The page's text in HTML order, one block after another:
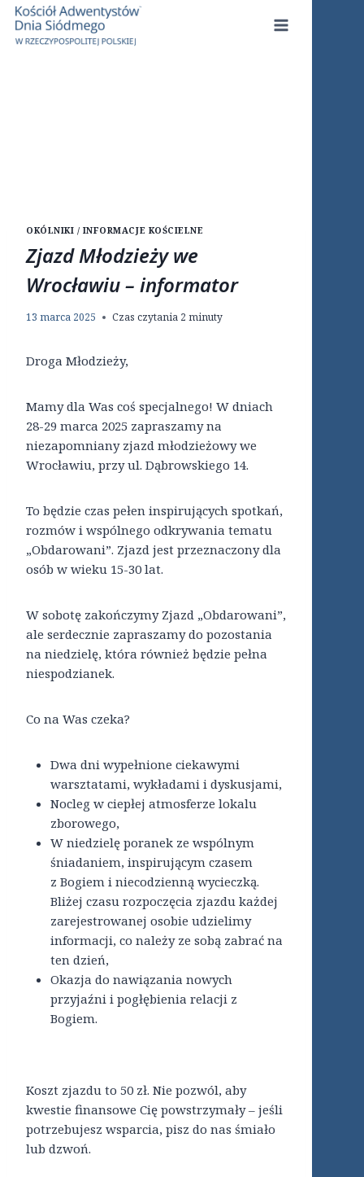
Przejdź
treści
OKÓLNIKI / INFORMACJE KOŚCIELNE
Zjazd Młodzieży we
Wrocławiu – informator
13 marca 2025 Czas czytania 2 minuty
Droga Młodzieży,
Mamy dla Was coś specjalnego! W dniach
28-29 marca 2025 zapraszamy na
niezapomniany zjazd młodzieżowy we
Wrocławiu, przy ul. Dąbrowskiego 14.
To będzie czas pełen inspirujących spotkań,
rozmów i wspólnego odkrywania tematu
„Obdarowani”. Zjazd jest przeznaczony dla
osób w wieku 15-30 lat.
W sobotę zakończymy Zjazd „Obdarowani”,
ale serdecznie zapraszamy do pozostania
na niedzielę, która również będzie pełna
niespodzianek.
Co na Was czeka?
Dwa dni wypełnione ciekawymi
warsztatami, wykładami i dyskusjami,
Nocleg w ciepłej atmosferze lokalu
zborowego,
W niedzielę poranek ze wspólnym
śniadaniem, inspirującym czasem
z Bogiem i niecodzienną wycieczką.
Bliżej czasu rozpoczęcia zjazdu każdej
zarejestrowanej osobie udzielimy
informacji, co należy ze sobą zabrać na
ten dzień,
Okazja do nawiązania nowych
przyjaźni i pogłębienia relacji z
Bogiem.
Koszt zjazdu to 50 zł. Nie pozwól, aby
kwestie finansowe Cię powstrzymały – jeśli
potrzebujesz wsparcia, pisz do nas śmiało
lub dzwoń.